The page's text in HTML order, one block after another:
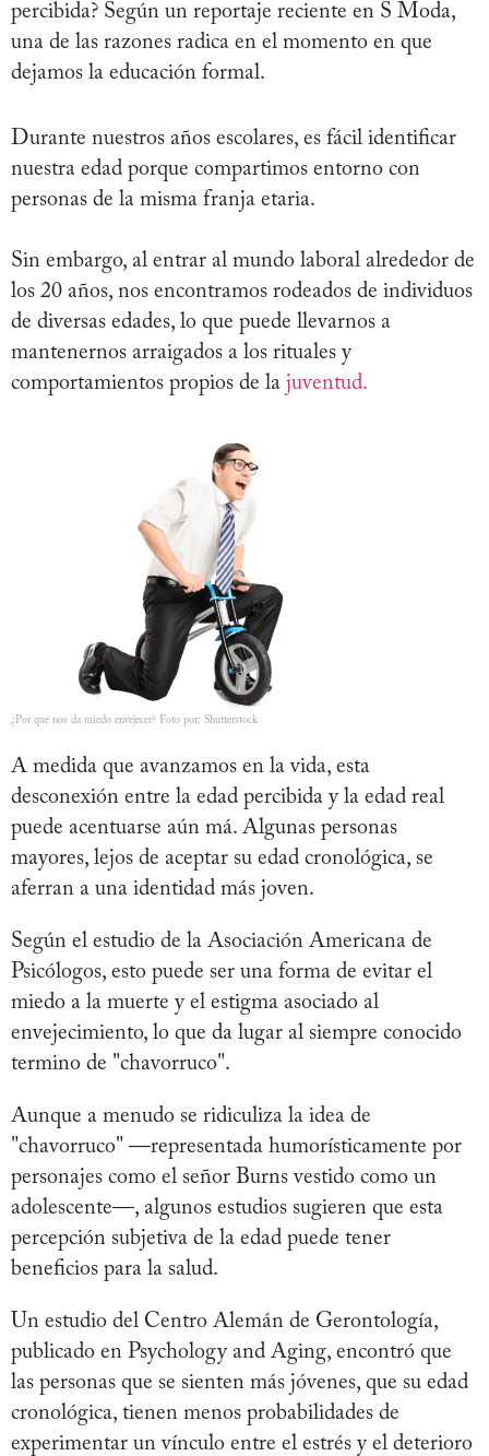
percibida? Según un reportaje reciente en S Moda,
una de las razones radica en el momento en que
dejamos la educación formal.
Durante nuestros años escolares, es fácil identificar
nuestra edad porque compartimos entorno con
personas de la misma franja etaria.
Sin embargo, al entrar al mundo laboral alrededor de
los 20 años, nos encontramos rodeados de individuos
de diversas edades, lo que puede llevarnos a
mantenernos arraigados a los rituales y
comportamientos propios de la juventud.
¿Por qué nos da miedo envejecer? Foto por: Shutterstock
A medida que avanzamos en la vida, esta
desconexión entre la edad percibida y la edad real
puede acentuarse aún má. Algunas personas
mayores, lejos de aceptar su edad cronológica, se
aferran a una identidad más joven.
Según el estudio de la Asociación Americana de
Psicólogos, esto puede ser una forma de evitar el
miedo a la muerte y el estigma asociado al
envejecimiento, lo que da lugar al siempre conocido
termino de "chavorruco".
Aunque a menudo se ridiculiza la idea de
"chavorruco" —representada humorísticamente por
personajes como el señor Burns vestido como un
adolescente—, algunos estudios sugieren que esta
percepción subjetiva de la edad puede tener
beneficios para la salud.
Un estudio del Centro Alemán de Gerontología,
publicado en Psychology and Aging, encontró que
las personas que se sienten más jóvenes, que su edad
cronológica, tienen menos probabilidades de
experimentar un vínculo entre el estrés y el deterioro